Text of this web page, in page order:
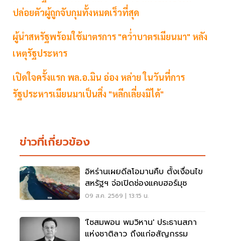
ปล่อยตัวผู้ถูกจับกุมทั้งหมดเร็วที่สุด
ผู้นำสหรัฐพร้อมใช้มาตรการ "คว่ำบาตรเมียนมา" หลัง
เหตุรัฐประหาร
เปิดใจครั้งแรก พล.อ.มิน อ่อง หล่าย ในวันที่การ
รัฐประหารเมียนมาเป็นสิ่ง "หลีกเลี่ยงมิได้"
ข่าวที่เกี่ยวข้อง
อิหร่านเผยดีลโอมานคืบ ตั้งเงื่อนไข
สหรัฐฯ จ่อเปิดช่องแคบฮอร์มุซ
09 ส.ค. 2569 | 13:15 น.
'ไซสมพอน พมวิหาน' ประธานสภา
แห่งชาติลาว ถึงแก่อสัญกรรม